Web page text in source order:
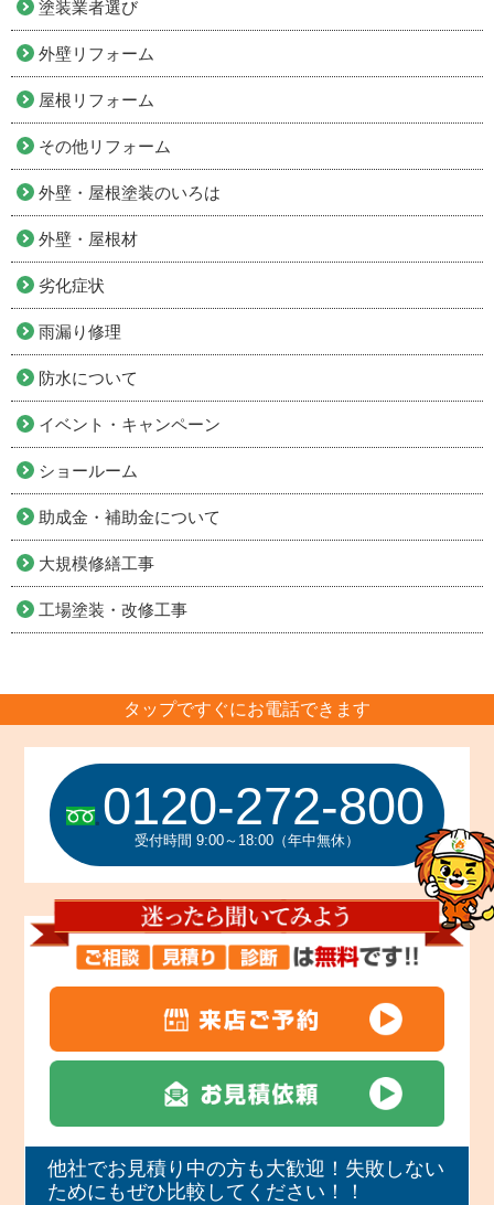
塗装業者選び
外壁リフォーム
屋根リフォーム
その他リフォーム
外壁・屋根塗装のいろは
外壁・屋根材
劣化症状
雨漏り修理
防水について
イベント・キャンペーン
ショールーム
助成金・補助金について
大規模修繕工事
工場塗装・改修工事
タップですぐにお電話できます
0120-272-800
受付時間 9:00～18:00（年中無休）
他社でお見積り中の方も大歓迎！失敗しない
ためにもぜひ比較してください！！